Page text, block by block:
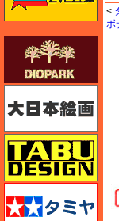
<
ボ
タ
タ